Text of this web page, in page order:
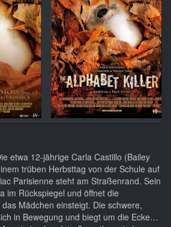
etwa 12-jährige Carla Castillo (Bailey
trüben Herbsttag von der Schule auf
Parisienne steht am Straßenrand. Sein
im Rückspiegel und öffnet die
Mädchen einsteigt. Die schwere,
in Bewegung und biegt um die Ecke…